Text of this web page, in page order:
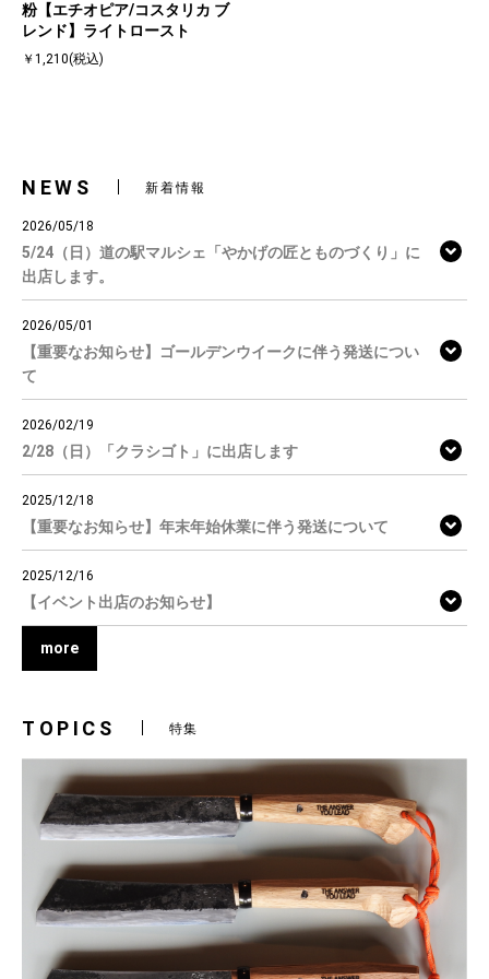
粉【エチオピア/コスタリカ ブ
レンド】ライトロースト
￥1,210(税込)
NEWS 新着情報
2026/05/18
5/24（日）道の駅マルシェ「やかげの匠とものづくり」に
出店します。
2026/05/01
【重要なお知らせ】ゴールデンウイークに伴う発送につい
て
2026/02/19
2/28（日）「クラシゴト」に出店します
2025/12/18
【重要なお知らせ】年末年始休業に伴う発送について
2025/12/16
【イベント出店のお知らせ】
more
TOPICS 特集